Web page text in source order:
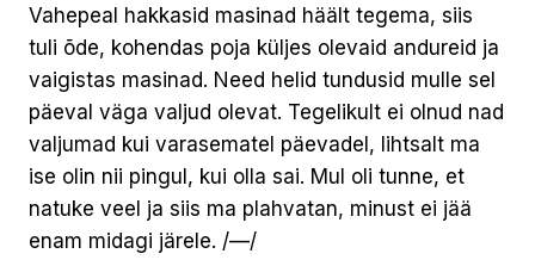
Vahepeal hakkasid masinad häält tegema, siis
tuli õde, kohendas poja küljes olevaid andureid ja
vaigistas masinad. Need helid tundusid mulle sel
päeval väga valjud olevat. Tegelikult ei olnud nad
valjumad kui varasematel päevadel, lihtsalt ma
ise olin nii pingul, kui olla sai. Mul oli tunne, et
natuke veel ja siis ma plahvatan, minust ei jää
enam midagi järele. /—/